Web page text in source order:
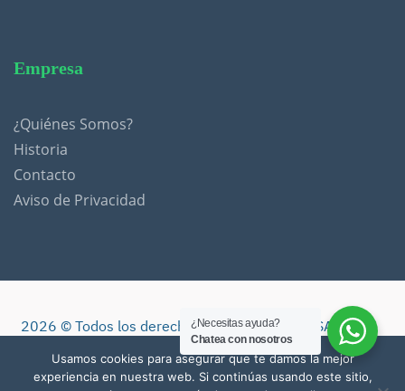
Empresa
¿Quiénes Somos?
Historia
Contacto
Aviso de Privacidad
2026 ©️ Todos los derechos reservados. SEICSA
Proyectos Ambientales
¿Necesitas ayuda?
Chatea con nosotros
Usamos cookies para asegurar que te damos la mejor
experiencia en nuestra web. Si continúas usando este sitio,